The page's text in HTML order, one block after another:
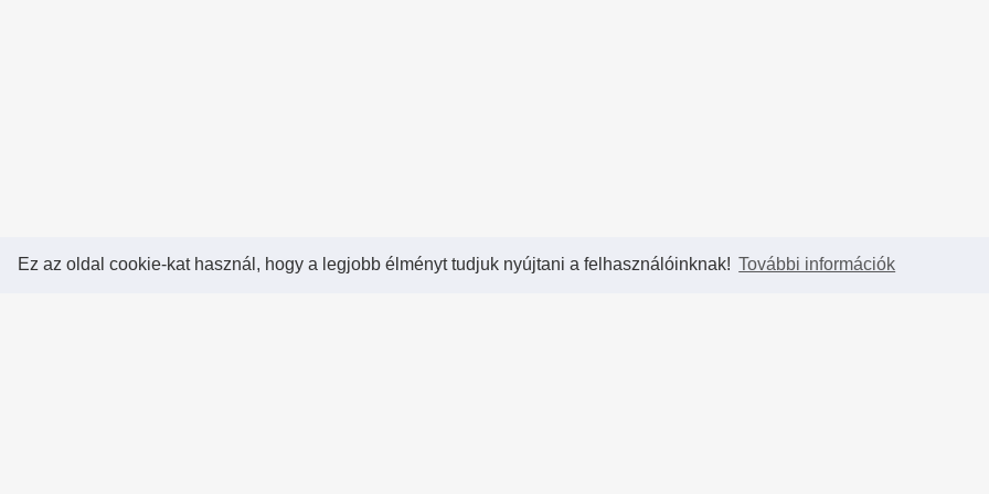
Ez az oldal cookie-kat használ, hogy a legjobb élményt tudjuk nyújtani a felhasználóinknak! További információk